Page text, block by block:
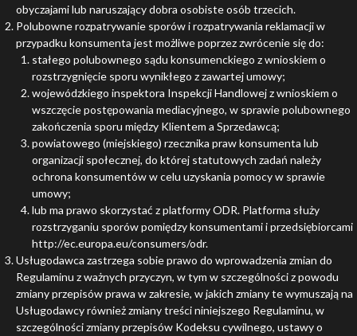
obyczajami lub naruszający dobra osobiste osób trzecich.
Polubowne rozpatrywanie sporów i rozpatrywania reklamacji w
przypadku konsumenta jest możliwe poprzez zwrócenie się do:
stałego polubownego sądu konsumenckiego z wnioskiem o
rozstrzygnięcie sporu wynikłego z zawartej umowy;
wojewódzkiego inspektora Inspekcji Handlowej z wnioskiem o
wszczęcie postępowania mediacyjnego, w sprawie polubownego
zakończenia sporu między Klientem a Sprzedawcą;
powiatowego (miejskiego) rzecznika praw konsumenta lub
organizacji społecznej, do której statutowych zadań należy
ochrona konsumentów w celu uzyskania pomocy w sprawie
umowy;
lub ma prawo skorzystać z platformy ODR. Platforma służy
rozstrzyganiu sporów pomiędzy konsumentami i przedsiębiorcami
http://ec.europa.eu/consumers/odr.
Usługodawca zastrzega sobie prawo do wprowadzenia zmian do
Regulaminu z ważnych przyczyn, w tym w szczególności z powodu
zmiany przepisów prawa w zakresie, w jakich zmiany te wymuszają na
Usługodawcy również zmiany treści niniejszego Regulaminu, w
szczególności zmiany przepisów Kodeksu cywilnego, ustawy o